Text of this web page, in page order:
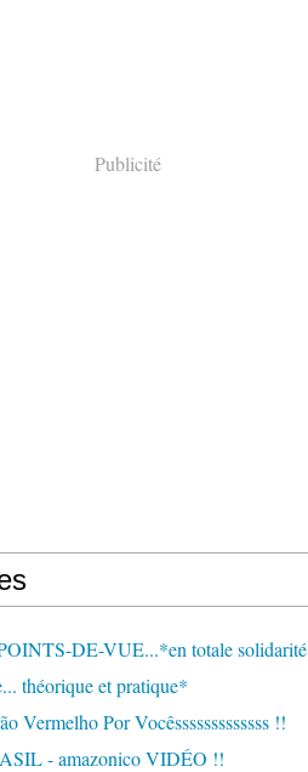
Publicité
DE-VUE...*en totale solidarité
théorique et pratique*
Vermelho Por Vocêsssssssssssss !!
- amazonico VIDÉO !!